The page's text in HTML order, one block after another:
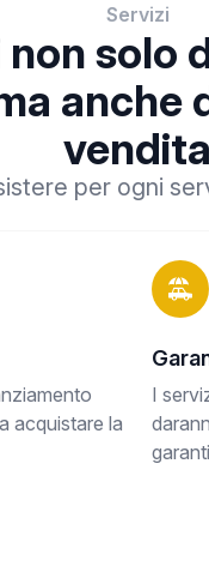
Servizi
non solo
anche
vendita
per ogni
acquistare la
I